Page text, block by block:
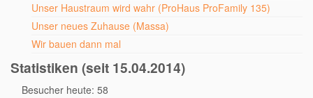
Unser Haustraum wird wahr (ProHaus ProFamily 135)
Unser neues Zuhause (Massa)
Wir bauen dann mal
Statistiken (seit 15.04.2014)
Besucher heute: 58